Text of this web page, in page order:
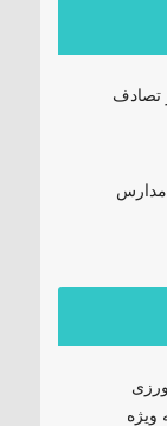
تصادف
مدارس
ویژه